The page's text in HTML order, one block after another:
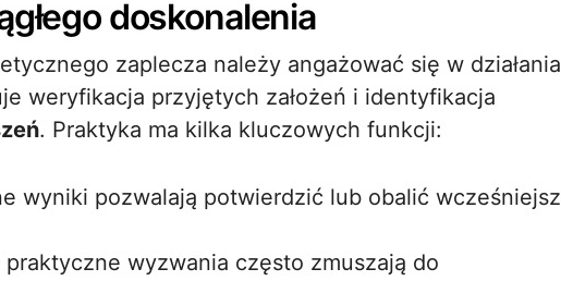
doskonalenia
zaplecza należy angażować się w działania
weryfikacja przyjętych założeń i identyfikacja
. Praktyka ma kilka kluczowych funkcji:
wyniki pozwalają potwierdzić lub obalić
praktyczne wyzwania często zmuszają do